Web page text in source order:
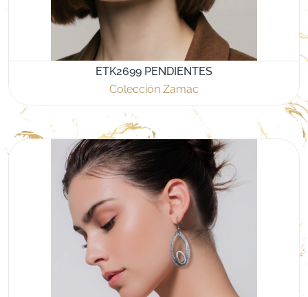
ETK2699 PENDIENTES
Colección Zamac